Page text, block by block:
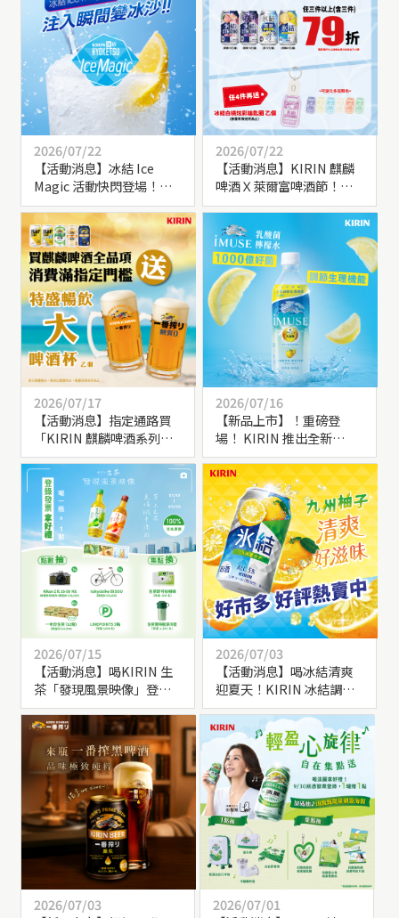
2026/07/22
【活動消息】冰結 Ice
Magic 活動快閃登場！來
現場體驗KIRIN 冰結調酒
變身魔法冰沙
2026/07/22
【活動消息】KIRIN 麒麟
啤酒Ｘ萊爾富啤酒節！購
買指定品項送好禮
2026/07/17
【活動消息】指定通路買
「KIRIN 麒麟啤酒系列商
品」滿額469元，送【特盛
暢飲大啤酒杯】乙個
2026/07/16
【新品上市】！重磅登
場！ KIRIN 推出全新
「iMUSE_乳酸菌檸檬水」
2026/07/15
【活動消息】喝KIRIN 生
茶「發現風景映像」登錄
發票集點開跑！大獎抽限
量相機、一年份生茶等
你！
2026/07/03
【活動消息】喝冰結清爽
迎夏天！KIRIN 冰結調酒-
九州柚子，來好市多就能
買到！
2026/07/03
2026/07/01